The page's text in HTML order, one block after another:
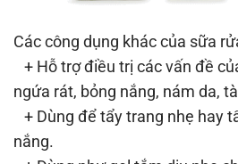
Các công dụng khác của sữa
+ Hỗ trợ điều trị các vấn đề
ngứa rát, bỏng nắng, nám da,
+ Dùng để tẩy trang nhẹ hay
nắng.